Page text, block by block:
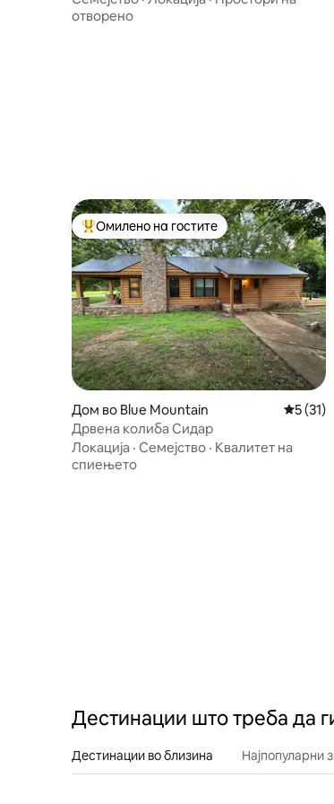
отворено
Меѓу најуспешните „Омилени на гостите“
Омилено на гостите
Дом во Blue Mountain
5 (31)
Дрвена колиба Сидар
Локација · Семејство · Квалитет на
спиењето
Дестинации што треба да
Дестинации во близина Најпопуларни